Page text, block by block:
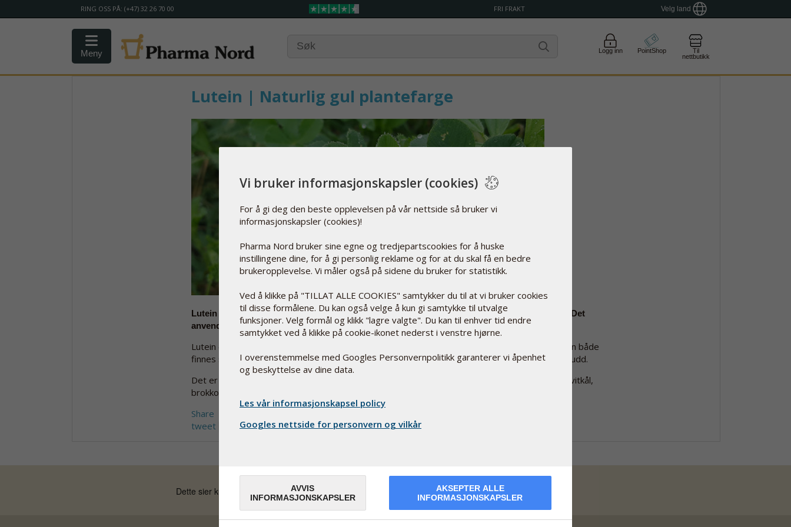
RING OSS PÅ: (+47) 32 26 70 00 FRI FRAKT Velg land
Meny Logg inn PointShop
Til
nettbutikk
Lutein | Naturlig gul plantefarge
Lutein er et naturlig, gult fargestoff som utvinnes av lucerne (alfalfa) med E-nummer E-161b. Det
anvendes både som hjelpestoff (fargestoff) og som aktiv ingrediens.
Lutein er et naturlig, gult fargestoff (et karotenoid), som utvinnes av lucerne (alfalfa). Lutein kan både
finnes som et hjelpestoff (fargestoff) med E-nummer 161b og som aktiv ingrediens i kosttilskudd.
Det er kun planter som kan danne lutein. I matvarer finnes lutein i størst mengde i gulrøtter, hvitkål,
brokkoli, mais og spinat.
Share
tweet
Vi bruker informasjonskapsler (cookies)
For å gi deg den beste opplevelsen på vår nettside så bruker vi
informasjonskapsler (cookies)!
Pharma Nord bruker sine egne og tredjepartscookies for å huske
instillingene dine, for å gi personlig reklame og for at du skal få en bedre
brukeropplevelse. Vi måler også på sidene du bruker for statistikk.
Ved å klikke på "TILLAT ALLE COOKIES" samtykker du til at vi bruker cookies
til disse formålene. Du kan også velge å kun gi samtykke til utvalge
funksjoner. Velg formål og klikk "lagre valgte". Du kan til enhver tid endre
samtykket ved å klikke på cookie-ikonet nederst i venstre hjørne.
I overenstemmelse med Googles Personvernpolitikk garanterer vi åpenhet
og beskyttelse av dine data.
Les vår informasjonskapsel policy
Googles nettside for personvern og vilkår
AVVIS
INFORMASJONSKAPSLER
AKSEPTER ALLE
INFORMASJONSKAPSLER